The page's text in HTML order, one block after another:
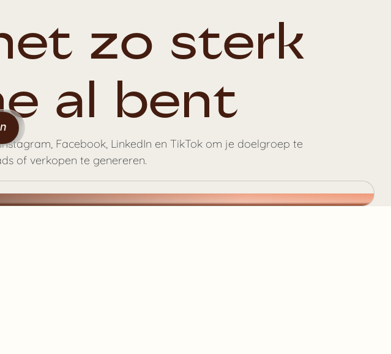
zo sterk
al bent
Facebook, LinkedIn en TikTok om je doelgroep te
of verkopen te genereren.